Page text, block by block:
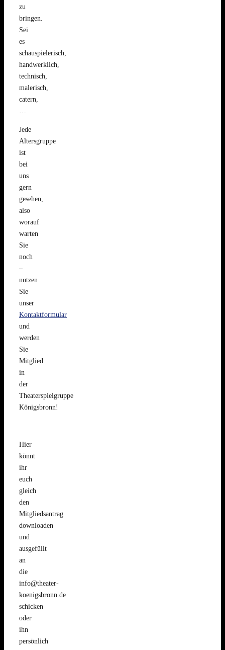
zu
bringen.
Sei
es
schauspielerisch,
handwerklich,
technisch,
malerisch,
catern,
…
Jede
Altersgruppe
ist
bei
uns
gern
gesehen,
also
worauf
warten
Sie
noch
–
nutzen
Sie
unser
Kontaktformular
und
werden
Sie
Mitglied
in
der
Theaterspielgruppe
Königsbronn!
Hier
könnt
ihr
euch
gleich
den
Mitgliedsantrag
downloaden
und
ausgefüllt
an
die
info@theater-
koenigsbronn.de
schicken
oder
ihn
persönlich